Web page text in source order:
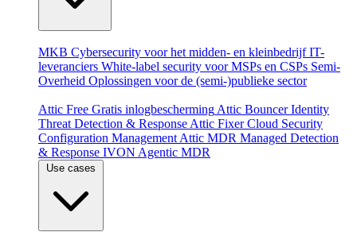
MKB Cybersecurity voor het midden- en kleinbedrijf IT-
leveranciers White-label security voor MSPs en CSPs Semi-
Overheid Oplossingen voor de (semi-)publieke sector
Attic Free Gratis inlogbescherming Attic Bouncer Identity
Threat Detection & Response Attic Fixer Cloud Security
Configuration Management Attic MDR Managed Detection
& Response IVON Agentic MDR